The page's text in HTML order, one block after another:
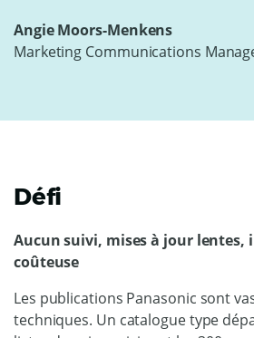
Angie Moors-Menkens
Marketing Communications
Défi
Aucun suivi, mises à jour lentes,
coûteuse
Les publications Panasonic sont
techniques. Un catalogue type